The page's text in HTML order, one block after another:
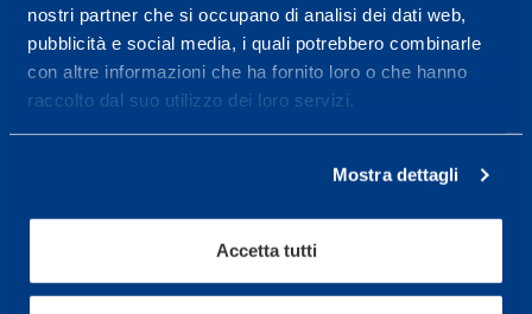
nostri partner che si occupano di analisi dei dati web,
pubblicità e social media, i quali potrebbero combinarle
con altre informazioni che ha fornito loro o che hanno
raccolto dal suo utilizzo dei loro servizi.
Mostra dettagli
Accetta tutti
Servizi
Servizi Medici
Test di valutazione